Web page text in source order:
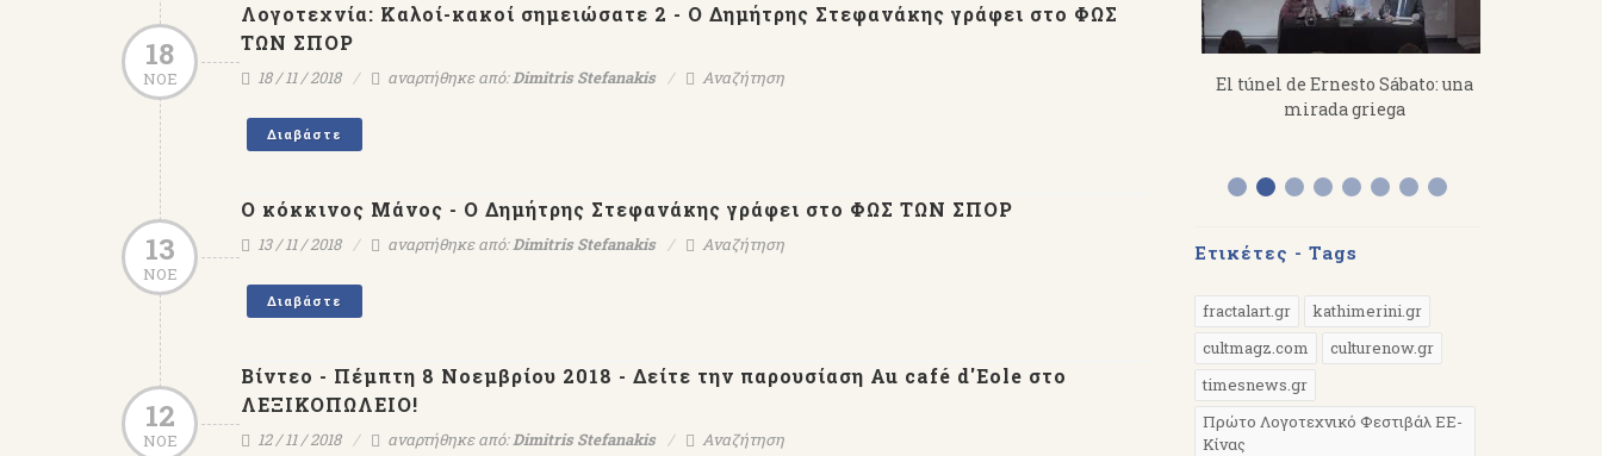
18
ΝΟΕ
Λογοτεχνία: Καλοί-κακοί σημειώσατε 2 - Ο Δημήτρης Στεφανάκης γράφει στο ΦΩΣ
ΤΩΝ ΣΠΟΡ
18 / 11 / 2018 αναρτήθηκε από:Dimitris Stefanakis Αναζήτηση
Διαβάστε
13
ΝΟΕ
Ο κόκκινος Μάνος - Ο Δημήτρης Στεφανάκης γράφει στο ΦΩΣ ΤΩΝ ΣΠΟΡ
13 / 11 / 2018 αναρτήθηκε από:Dimitris Stefanakis Αναζήτηση
Διαβάστε
12
ΝΟΕ
Βίντεο - Πέμπτη 8 Νοεμβρίου 2018 - Δείτε την παρουσίαση Au café d'Eole στο
ΛΕΞΙΚΟΠΩΛΕΙΟ!
12 / 11 / 2018 αναρτήθηκε από:Dimitris Stefanakis Αναζήτηση
Εκδόσεις ΨΥΧΟΓΙΟΣ - Ο
Ιππότης Γραμμάτων & Τεχνών
του Γαλλικού Κράτους
Εκδ.ΨΥΧΟΓΙΟΣ-Μέρες
El túnel de Ernesto Sábato: una
mirada griega
Ετικέτες - Tags
fractalart.gr
kathimerini.gr
cultmagz.com
culturenow.gr
timesnews.gr
Πρώτο Λογοτεχνικό Φεστιβάλ ΕΕ-
Κίνας